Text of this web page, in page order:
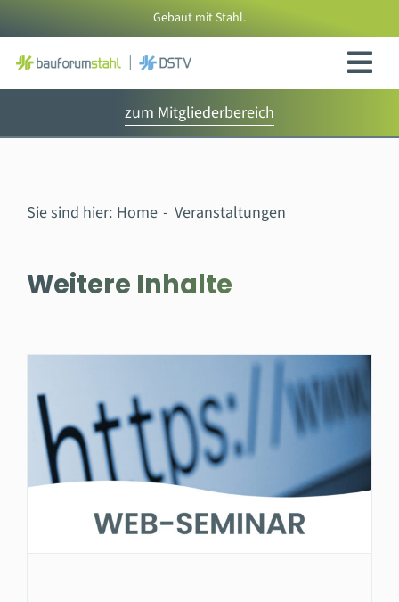
Inhalt
springen
Gebaut mit Stahl.
zum Mitgliederbereich
Sie sind hier: Home Veranstaltungen
Weitere Inhalte